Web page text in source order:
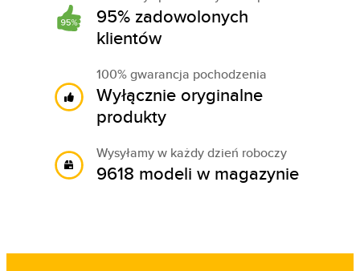
95% zadowolonych
klientów
100% gwarancja pochodzenia
Wyłącznie oryginalne
produkty
Wysyłamy w każdy dzień roboczy
9618 modeli w magazynie